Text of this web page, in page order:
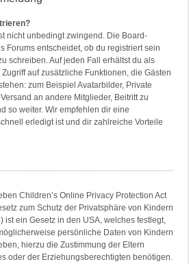
nicht unbedingt zwingend. Die Board-
Forums entscheidet, ob du registriert sein
schreiben. Auf jeden Fall erhältst du als
auf zusätzliche Funktionen, die Gästen
zum Beispiel Avatarbilder, Private
an andere Mitglieder, Beitritt zu
so weiter. Wir empfehlen dir eine
erledigt ist und dir zahlreiche Vorteile
Children’s Online Privacy Protection Act
zum Schutz der Privatsphäre von Kindern
ist ein Gesetz in den USA, welches festlegt,
persönliche Daten von Kindern
hierzu die Zustimmung der Eltern
oder der Erziehungsberechtigten benötigen.